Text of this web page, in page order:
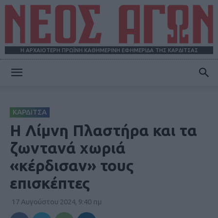
Η ΑΡΧΑΙΟΤΕΡΗ ΠΡΩΪΝΗ ΚΑΘΗΜΕΡΙΝΗ ΕΦΗΜΕΡΙΔΑ ΤΗΣ ΚΑΡΔΙΤΣΑΣ
ΚΑΡΔΙΤΣΑ
Η Λίμνη Πλαστήρα και τα
ζωντανά χωριά
«κέρδισαν» τους
επισκέπτες
17 Αυγούστου 2024, 9:40 πμ